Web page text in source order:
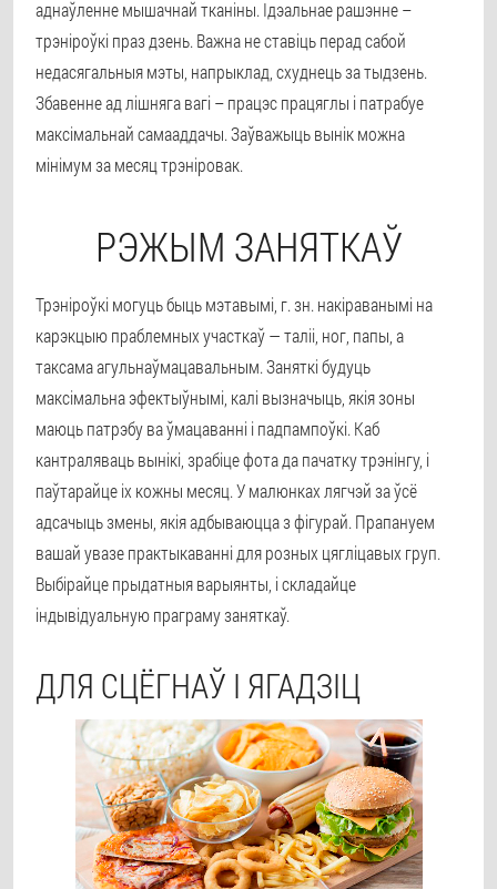
аднаўленне мышачнай тканіны. Ідэальнае рашэнне –
трэніроўкі праз дзень. Важна не ставіць перад сабой
недасягальныя мэты, напрыклад, схуднець за тыдзень.
Збавенне ад лішняга вагі – працэс працяглы і патрабуе
максімальнай самааддачы. Заўважыць вынік можна
мінімум за месяц трэніровак.
РЭЖЫМ ЗАНЯТКАЎ
Трэніроўкі могуць быць мэтавымі, г. зн. накіраванымі на
карэкцыю праблемных участкаў — таліі, ног, папы, а
таксама агульнаўмацавальным. Заняткі будуць
максімальна эфектыўнымі, калі вызначыць, якія зоны
маюць патрэбу ва ўмацаванні і падпампоўкі. Каб
кантраляваць вынікі, зрабіце фота да пачатку трэнінгу, і
паўтарайце іх кожны месяц. У малюнках лягчэй за ўсё
адсачыць змены, якія адбываюцца з фігурай. Прапануем
вашай увазе практыкаванні для розных цягліцавых груп.
Выбірайце прыдатныя варыянты, і складайце
індывідуальную праграму заняткаў.
ДЛЯ СЦЁГНАЎ І ЯГАДЗІЦ